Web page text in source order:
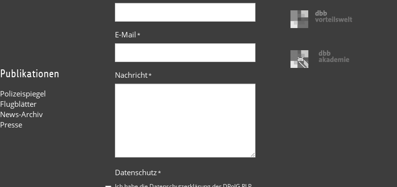
Publikationen
Polizeispiegel
Flugblätter
News-Archiv
Presse
E-Mail*
Nachricht*
Datenschutz*